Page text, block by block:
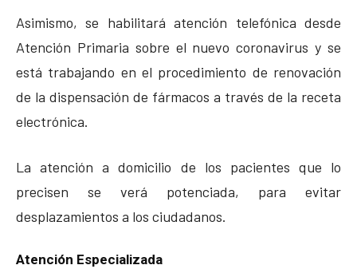
Asimismo, se habilitará atención telefónica desde
Atención Primaria sobre el nuevo coronavirus y se
está trabajando en el procedimiento de renovación
de la dispensación de fármacos a través de la receta
electrónica.
La atención a domicilio de los pacientes que lo
precisen se verá potenciada, para evitar
desplazamientos a los ciudadanos.
Atención Especializada